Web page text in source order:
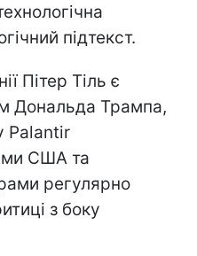
підтекст.
Пітер Тіль є
Дональда Трампа,
Palantir
США та
регулярно
з боку